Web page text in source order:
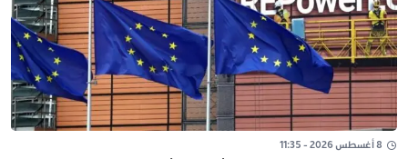
8 أغسطس 2026 - 11:35